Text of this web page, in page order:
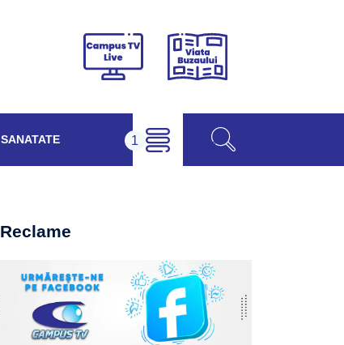
Campus
Viața
SANATATE
Reclame